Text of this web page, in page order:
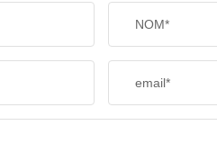
COMMERCES
NOM*
email*